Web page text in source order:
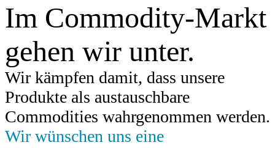
Im Commodity-Markt
gehen wir unter.
Wir kämpfen damit, dass unsere
Produkte als austauschbare
Commodities wahrgenommen werden.
Wir wünschen uns eine